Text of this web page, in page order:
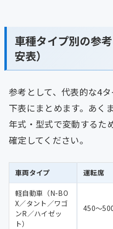
車種タイプ別の参
安表）
参考として、代表的な4
下表にまとめます。あく
年式・型式で変動するた
確定してください。
車両タイプ 運転席
軽自動車（N-BO
X／タント／ワゴ
ンR／ハイゼッ
ト）
450〜